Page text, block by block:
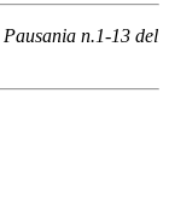
n.1-13 del